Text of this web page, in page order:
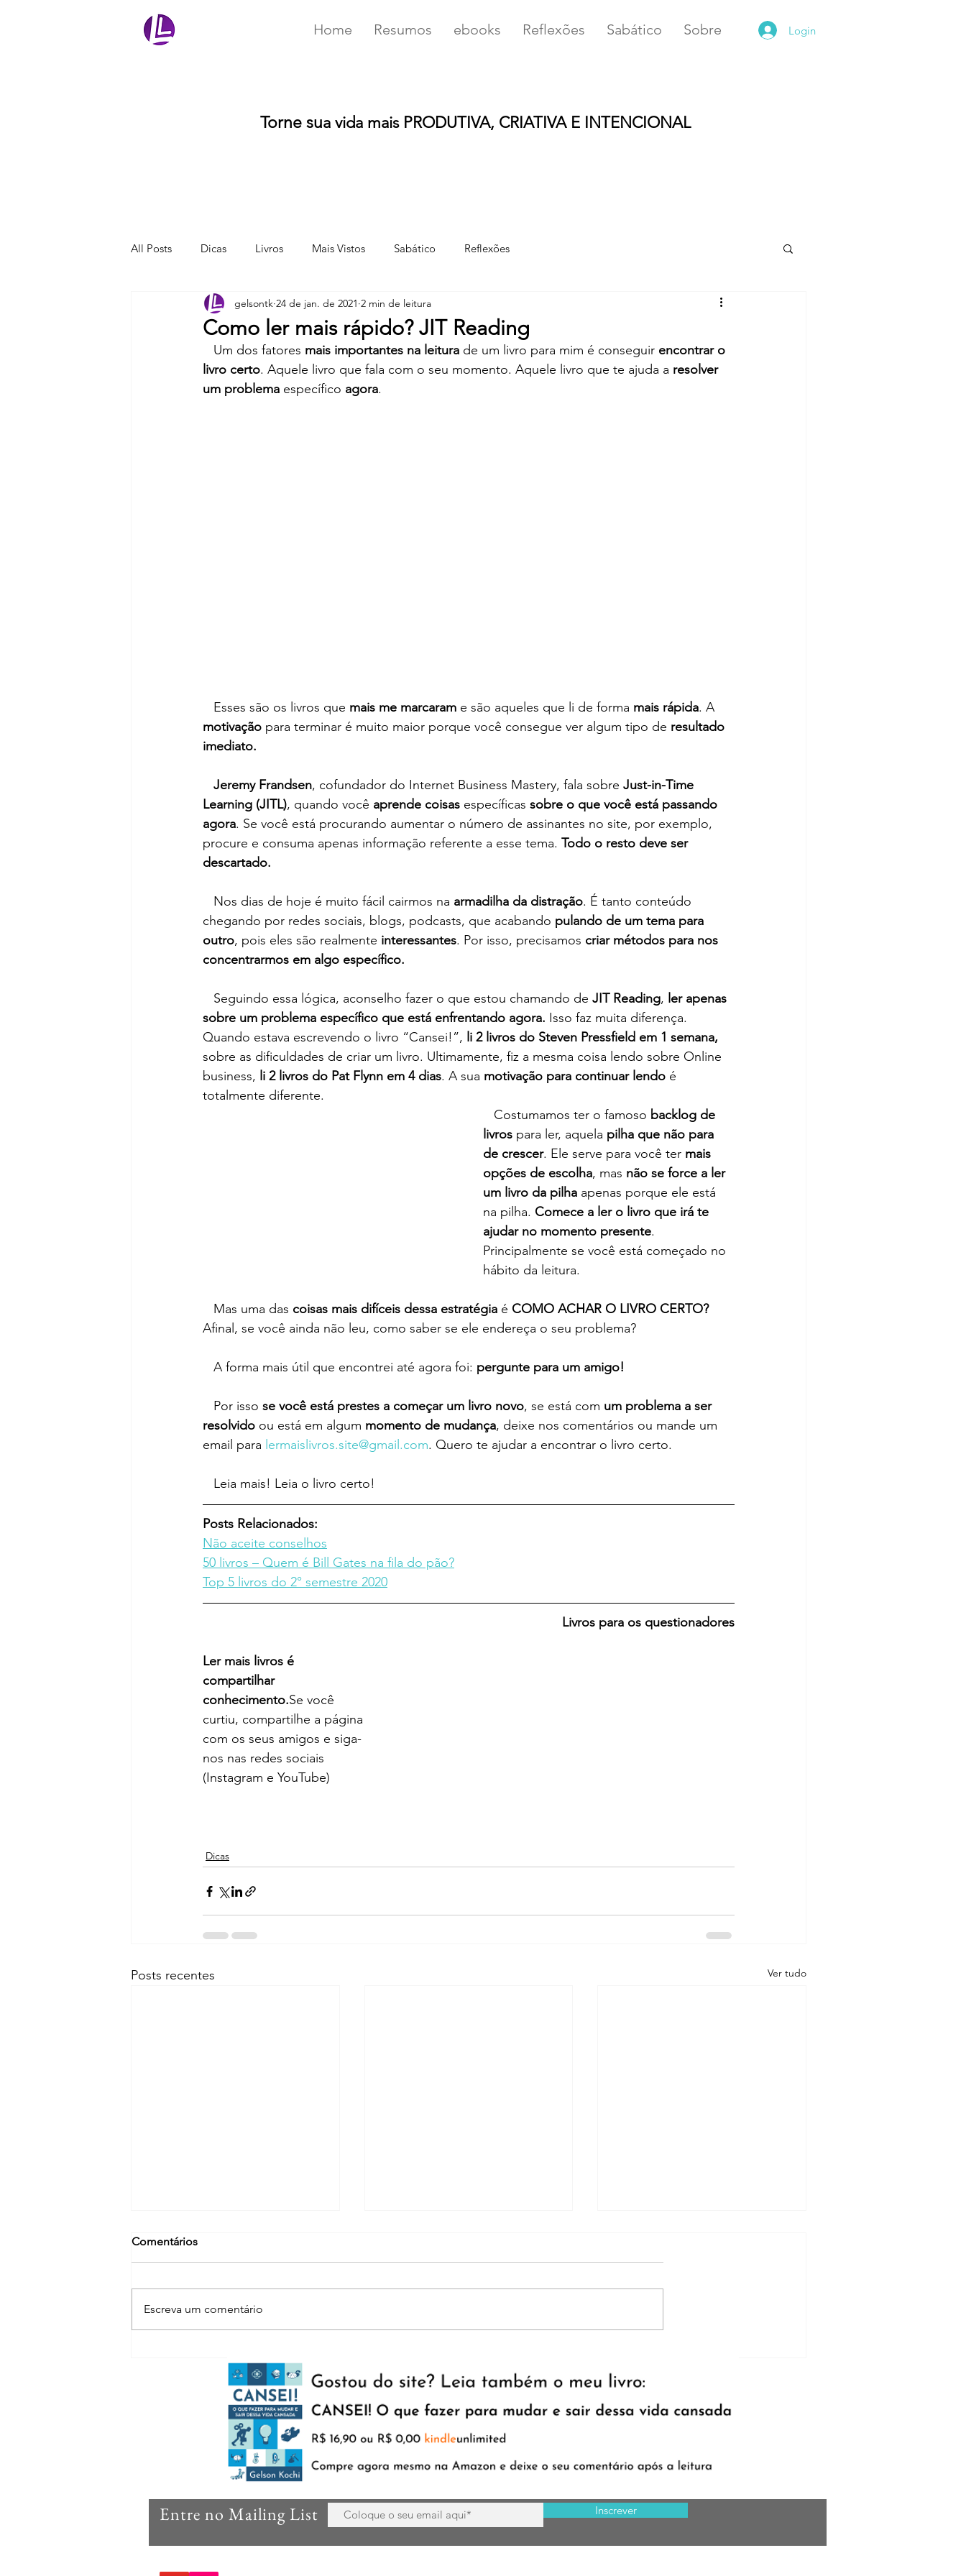
Home Resumos ebooks Reflexões Sabático Sobre Login
Torne sua vida mais PRODUTIVA, CRIATIVA E INTENCIONAL
All Posts Dicas Livros Mais Vistos Sabático Reflexões
Como ler mais rápido? JIT Reading
gelsontk 24 de jan. de 2021 2 min de leitura
   Um dos fatores
mais importantes na leitura de um livro para mim é conseguir encontrar o
livro certo. Aquele livro que fala com o seu momento. Aquele livro que te ajuda a resolver
um problema específico agora.
   Esses são os livros que
mais me marcaram e são aqueles que li de forma mais rápida. A
motivação para terminar é muito maior porque você consegue ver algum tipo de resultado
imediato.
Jeremy Frandsen, cofundador do Internet Business Mastery, fala sobre Just-in-Time
Learning (JITL), quando você aprende coisas específicas sobre o que você está passando
agora. Se você está procurando aumentar o número de assinantes no site, por exemplo,
procure e consuma apenas informação referente a esse tema. Todo o resto deve ser
descartado.
   Nos dias de hoje é muito fácil cairmos na
armadilha da distração. É tanto conteúdo
chegando por redes sociais, blogs, podcasts, que acabando pulando de um tema para
outro, pois eles são realmente interessantes. Por isso, precisamos criar métodos para nos
concentrarmos em algo específico.
   Seguindo essa lógica, aconselho fazer o que estou chamando de
JIT Reading, ler apenas
sobre um problema específico que está enfrentando agora. Isso faz muita diferença.
Quando estava escrevendo o livro “Cansei!”, li 2 livros do Steven Pressfield em 1 semana,
sobre as dificuldades de criar um livro. Ultimamente, fiz a mesma coisa lendo sobre Online
business, li 2 livros do Pat Flynn em 4 dias. A sua motivação para continuar lendo é
totalmente diferente.
   Costumamos ter o famoso
backlog de
livros para ler, aquela pilha que não para
de crescer. Ele serve para você ter mais
opções de escolha, mas não se force a ler
um livro da pilha apenas porque ele está
na pilha. Comece a ler o livro que irá te
ajudar no momento presente.
Principalmente se você está começado no
hábito da leitura.
   Mas uma das
coisas mais difíceis dessa estratégia é COMO ACHAR O LIVRO CERTO?
Afinal, se você ainda não leu, como saber se ele endereça o seu problema?
   A forma mais útil que encontrei até agora foi:
pergunte para um amigo!
   Por isso
se você está prestes a começar um livro novo, se está com um problema a ser
resolvido ou está em algum momento de mudança, deixe nos comentários ou mande um
email para lermaislivros.site@gmail.com. Quero te ajudar a encontrar o livro certo.
   Leia mais! Leia o livro certo!
Posts Relacionados:
Não aceite conselhos
50 livros – Quem é Bill Gates na fila do pão?
Top 5 livros do 2° semestre 2020
Livros para os questionadores
Ler mais livros é
compartilhar
conhecimento.Se você
curtiu, compartilhe a página
com os seus amigos e siga-
nos nas redes sociais
(Instagram e YouTube)
Dicas
Posts recentes Ver tudo
Comentários
Escreva um comentário
Entre no Mailing List Inscrever